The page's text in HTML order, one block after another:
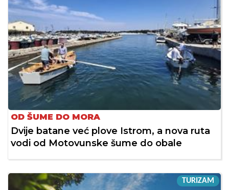
OD ŠUME DO MORA
Dvije batane već plove Istrom, a nova ruta
vodi od Motovunske šume do obale
TURIZAM